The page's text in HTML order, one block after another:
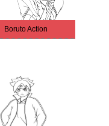
Boruto Action